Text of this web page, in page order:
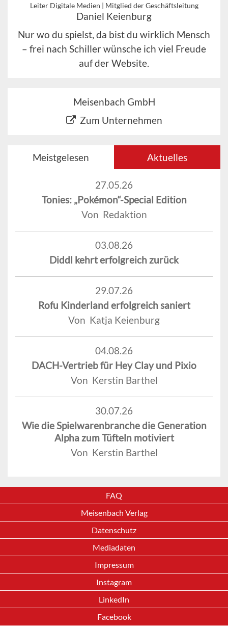
Leiter Digitale Medien | Mitglied der Geschäftsleitung
Daniel Keienburg
Nur wo du spielst, da bist du wirklich Mensch
– frei nach Schiller wünsche ich viel Freude
auf der Website.
Meisenbach GmbH
Zum Unternehmen
Meistgelesen Aktuelles
27.05.26
Tonies: „Pokémon“-Special Edition
Von Redaktion
03.08.26
Diddl kehrt erfolgreich zurück
29.07.26
Rofu Kinderland erfolgreich saniert
Von Katja Keienburg
04.08.26
DACH-Vertrieb für Hey Clay und Pixio
Von Kerstin Barthel
30.07.26
Wie die Spielwarenbranche die Generation
Alpha zum Tüfteln motiviert
Von Kerstin Barthel
FAQ
Meisenbach Verlag
Datenschutz
Mediadaten
Impressum
Instagram
LinkedIn
Facebook